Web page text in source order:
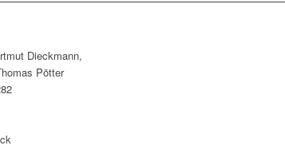
Dieckmann,
Pötter